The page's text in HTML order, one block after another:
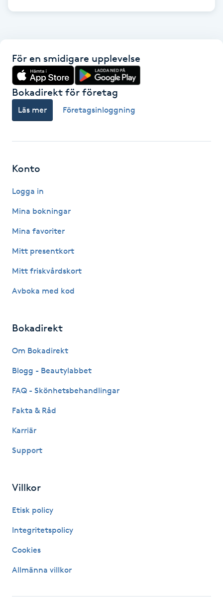
Gelenaglar
Gellack med förstärkning
Gravidmassage
Headspa
HIFU
Hot Stone Massage
Hudföryngring
Hyaluronsyra
För en smidigare upplevelse
Bokadirekt för företag
Läs mer Företagsinloggning
Konto
Logga in
Mina bokningar
Mina favoriter
Mitt presentkort
Mitt friskvårdskort
Avboka med kod
Bokadirekt
Om Bokadirekt
Blogg - Beautylabbet
FAQ - Skönhetsbehandlingar
Fakta & Råd
Karriär
Support
Villkor
Etisk policy
Integritetspolicy
Cookies
Allmänna villkor